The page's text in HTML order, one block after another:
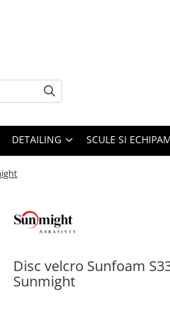
DETAILING SCULE SI
Disc velcro Sunfoam
Sunmight